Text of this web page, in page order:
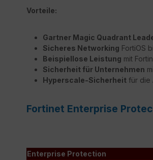
Vorteile:
Gartner Magic Quadrant
Sicheres Networking FortiOS
Beispiellose Leistung mit
Sicherheit für Unternehmen
Hyperscale-Sicherheit für die
Fortinet Enterprise
Enterprise Protection